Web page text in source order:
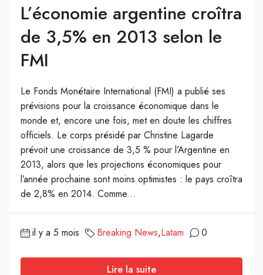
L’économie argentine croîtra
de 3,5% en 2013 selon le
FMI
Le Fonds Monétaire International (FMI) a publié ses
prévisions pour la croissance économique dans le
monde et, encore une fois, met en doute les chiffres
officiels. Le corps présidé par Christine Lagarde
prévoit une croissance de 3,5 % pour l’Argentine en
2013, alors que les projections économiques pour
l’année prochaine sont moins optimistes : le pays croîtra
de 2,8% en 2014. Comme...
il y a 5 mois Breaking News,Latam 0
Lire la suite